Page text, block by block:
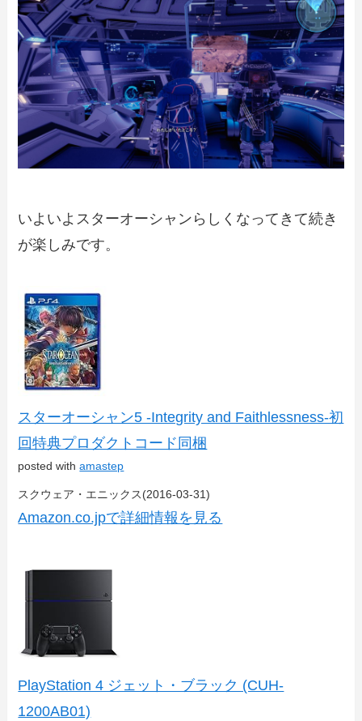
いよいよスターオーシャンらしくなってきて続き
が楽しみです。
スターオーシャン5 -Integrity and Faithlessness-初
回特典プロダクトコード同梱
posted withamastep
スクウェア・エニックス(2016-03-31)
Amazon.co.jpで詳細情報を見る
PlayStation 4 ジェット・ブラック (CUH-
1200AB01)